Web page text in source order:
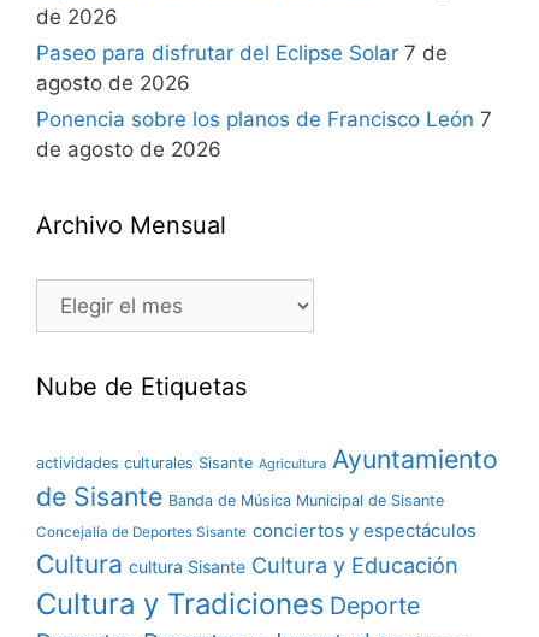
de 2026
Paseo para disfrutar del Eclipse Solar 7 de
agosto de 2026
Ponencia sobre los planos de Francisco León 7
de agosto de 2026
Archivo Mensual
Nube de Etiquetas
actividades culturales Sisante Agricultura Ayuntamiento
de Sisante Banda de Música Municipal de Sisante
Concejalía de Deportes Sisante conciertos y espectáculos
Cultura cultura Sisante Cultura y Educación
Cultura y Tradiciones Deporte